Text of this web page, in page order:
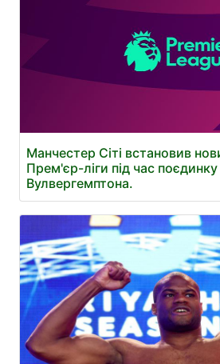
Манчестер Сіті встановив
Прем'єр-ліги під час
Вулвергемптона.